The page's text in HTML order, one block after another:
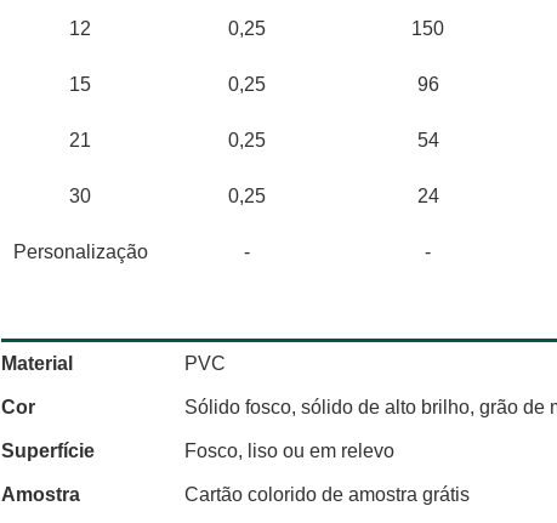
12 0,25 150
15 0,25 96
21 0,25 54
30 0,25 24
Personalização - -
Material PVC
Cor Sólido fosco, sólido de alto brilho, grão de
Superfície Fosco, liso ou em relevo
Amostra Cartão colorido de amostra grátis